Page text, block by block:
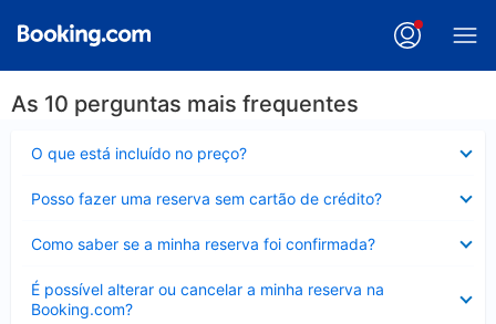
As 10 perguntas mais frequentes
O que está incluído no preço?
Posso fazer uma reserva sem cartão de crédito?
Como saber se a minha reserva foi confirmada?
É possível alterar ou cancelar a minha reserva na
Booking.com?
Contraído